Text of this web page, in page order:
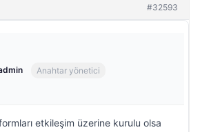
#32593
Anahtar yönetici
etkileşim üzerine kurulu olsa